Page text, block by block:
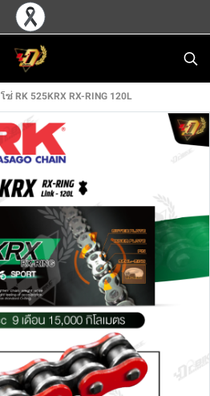
โซ่ RK 525KRX RX-RING 120L